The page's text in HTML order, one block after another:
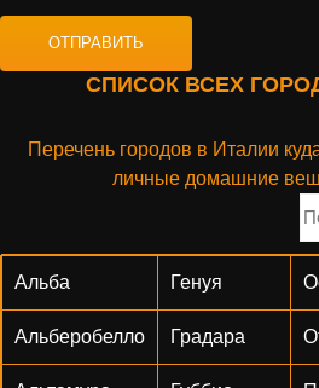
ОТПРАВИТЬ
СПИСОК ВСЕХ
Перечень городов в Италии
личные домашние
Альба Генуя
Альберобелло Градара